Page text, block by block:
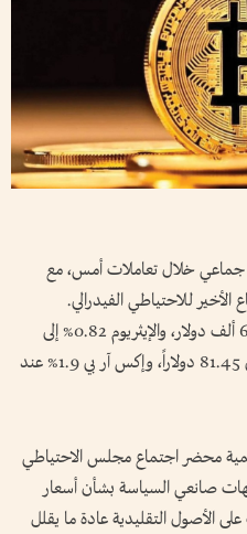
جماعي خلال تعاملات أمس، مع
للاحتياطي الفيدرالي.
وانخفضت «بتكوين» 0.58% إلى 63.391 ألف دولار، والإيثريوم 0.82% إلى
1779 دولاراً، وهبطت سولانا 0.68% إلى 81.45 دولاراً، وإكس آر بي 1.9% عند
محضر اجتماع مجلس الاحتياطي
صانعي السياسة بشأن أسعار
الأصول التقليدية عادة ما يقلل